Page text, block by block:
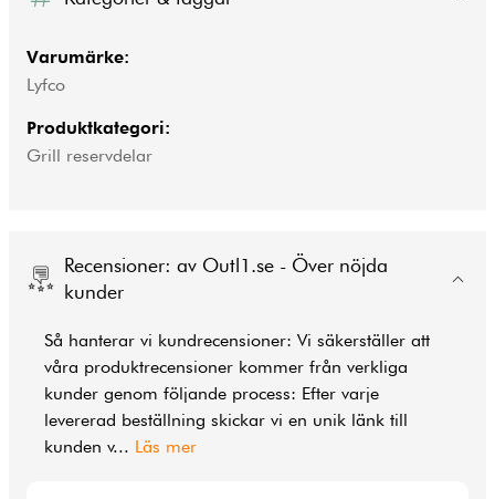
Varumärke:
Lyfco
Produktkategori:
Grill reservdelar
Recensioner: av Outl1.se - Över nöjda
kunder
Så hanterar vi kundrecensioner: Vi säkerställer att
våra produktrecensioner kommer från verkliga
kunder genom följande process: Efter varje
levererad beställning skickar vi en unik länk till
kunden v... Läs mer